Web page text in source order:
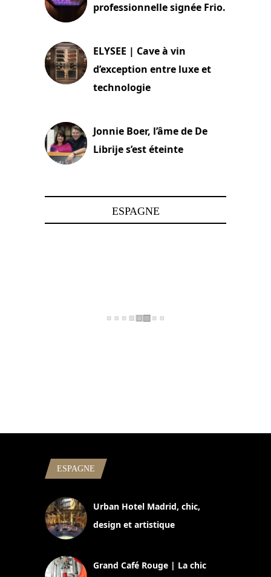
professionnelle signée Frio.
ELYSEE | Cave à vin
d’exception entre luxe et
technologie
Jonnie Boer, l’âme de De
Librije s’est éteinte
ESPAGNE
ESPAGNE
Urban Hotel Madrid, chic,
design et artistique
Grand Café Rouge | La chic